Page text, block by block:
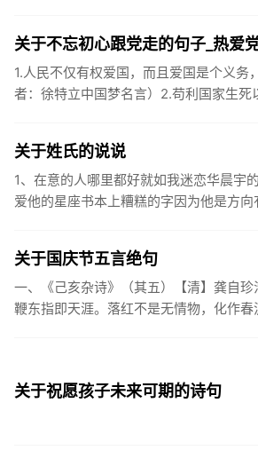
关于不忘初心跟党走的句子_热爱
1.人民不仅有权爱国，而且爱国是个义务
者：徐特立中国梦名言）2.苟利国家生死
关于姓氏的说说
1、在意的人哪里都好就如我迷恋华晨宇
爱他的星座书本上糟糕的字因为他是方向
关于国庆节五言绝句
一、《己亥杂诗》（其五）【清】龚自
鞭东指即天涯。落红不是无情物，化作春
关于祝愿孩子未来可期的诗句